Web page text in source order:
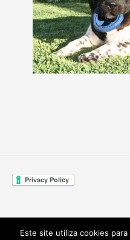
Este site utiliza cookies